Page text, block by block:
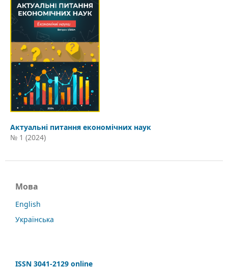
Актуальні питання економічних наук
№ 1 (2024)
Мова
English
Українська
ISSN 3041-2129 online